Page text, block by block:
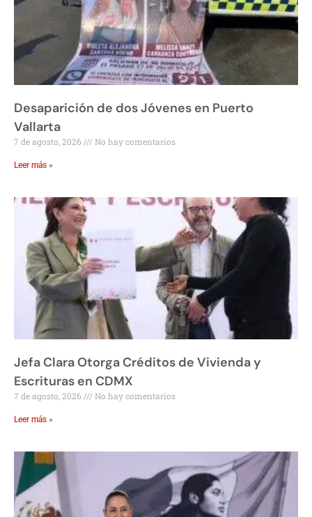
Desaparición de dos Jóvenes en Puerto
Vallarta
7 de agosto, 2026 No hay comentarios
Leer más »
Jefa Clara Otorga Créditos de Vivienda y
Escrituras en CDMX
7 de agosto, 2026 No hay comentarios
Leer más »